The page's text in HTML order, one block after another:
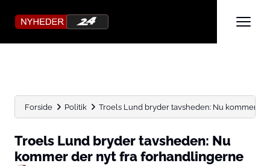
Forside Politik Troels Lund bryder tavsheden: Nu kommer
Troels Lund bryder tavsheden: Nu
kommer der nyt fra forhandlingerne